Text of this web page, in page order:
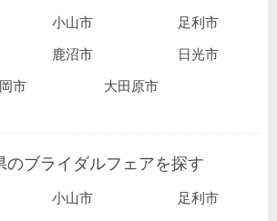
小山市 足利市
鹿沼市 日光市
市 大田原市
のブライダルフェアを探す
小山市 足利市